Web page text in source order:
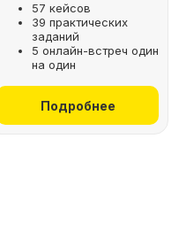
57 кейсов
39 практических
заданий
5 онлайн-встреч один
на один
Подробнее